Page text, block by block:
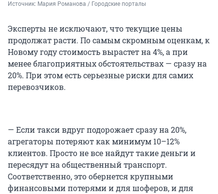
Источник: Мария Романова / Городские порталы
Эксперты не исключают, что текущие цены
продолжат расти. По самым скромным оценкам, к
Новому году стоимость вырастет на 4%, а при
менее благоприятных обстоятельствах — сразу на
20%. При этом есть серьезные риски для самих
перевозчиков.
— Если такси вдруг подорожает сразу на 20%,
агрегаторы потеряют как минимум 10–12%
клиентов. Просто не все найдут такие деньги и
пересядут на общественный транспорт.
Соответственно, это обернется крупными
финансовыми потерями и для шоферов, и для